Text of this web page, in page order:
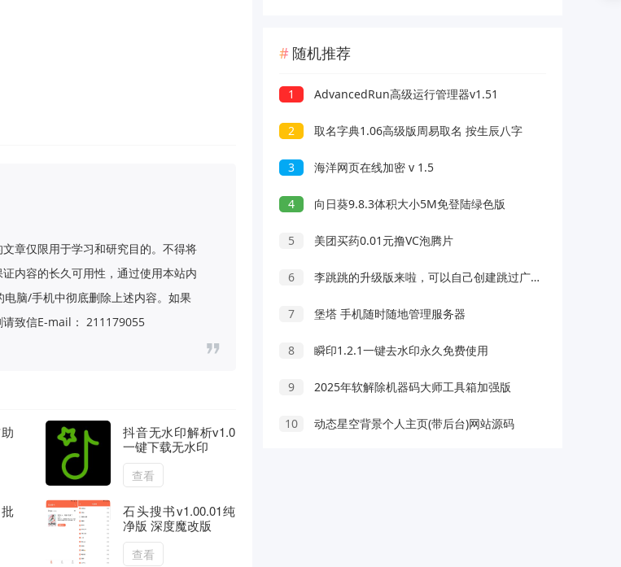
章仅限用于学习和研究目的。不得将
内容的长久可用性，通过使用本站内
脑/手机中彻底删除上述内容。如果
请致信E-mail： 211179055
抖音无水印解析v1.0
一键下载无水印
查看
石头搜书v1.00.01纯
净版 深度魔改版
查看
随机推荐
1 AdvancedRun高级运行管理器v1.51
2 取名字典1.06高级版周易取名 按生辰八字
3 海洋网页在线加密 v 1.5
4 向日葵9.8.3体积大小5M免登陆绿色版
5 美团买药0.01元撸VC泡腾片
6 李跳跳的升级版来啦，可以自己创建跳过广告功能
7 堡塔 手机随时随地管理服务器
8 瞬印1.2.1一键去水印永久免费使用
9 2025年软解除机器码大师工具箱加强版
10 动态星空背景个人主页(带后台)网站源码